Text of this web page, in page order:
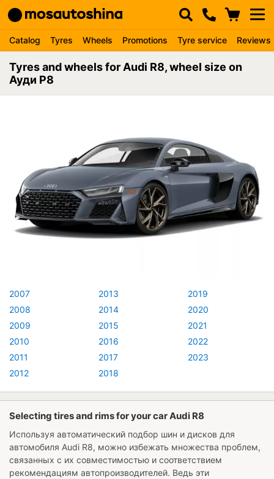
Catalog Tyres Wheels Promotions Tyre service Reviews
Tyres and wheels for Audi R8, wheel size on
Ауди Р8
2007
2008
2009
2010
2011
2012
2013
2014
2015
2016
2017
2018
2019
2020
2021
2022
2023
Selecting tires and rims for your car Audi R8
Используя автоматический подбор шин и дисков для
автомобиля Audi R8, можно избежать множества проблем,
связанных с их совместимостью и соответствием
рекомендациям автопроизводителей. Ведь эти